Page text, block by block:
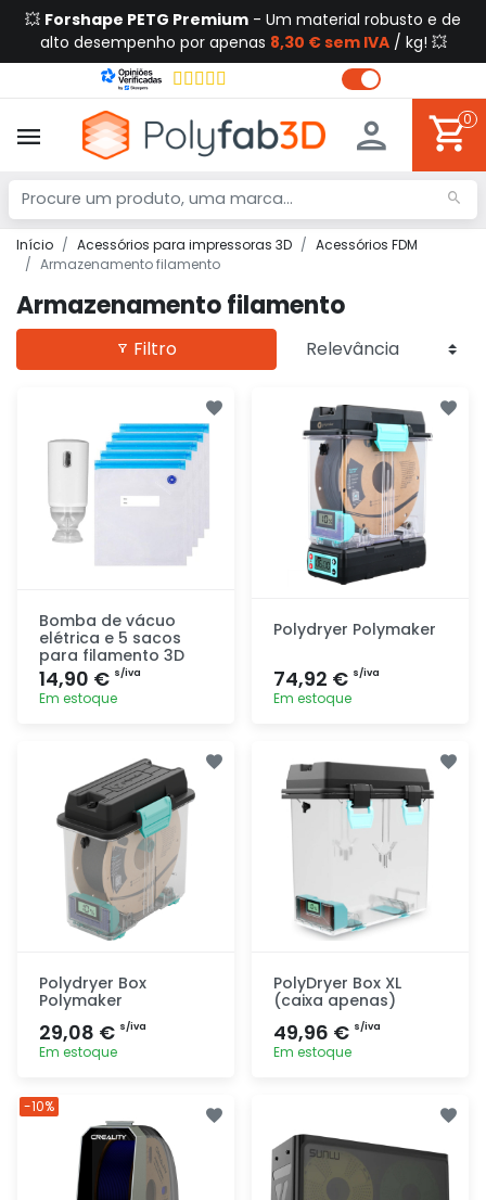
💥 Forshape PETG Premium - Um material robusto e de
alto desempenho por apenas 8,30 € sem IVA/ kg! 💥
0
Início Acessórios para impressoras 3D
Acessórios FDM
Armazenamento filamento
Armazenamento filamento
Filtro
Bomba de vácuo
elétrica e 5 sacos
para filamento 3D
14,90 € s/iva
Em estoque
rapidamente
Polydryer Polymaker
74,92 € s/iva
Em estoque
rapidamente
Polydryer Box
Polymaker
29,08 € s/iva
Em estoque
rapidamente
PolyDryer Box XL
(caixa apenas)
49,96 € s/iva
Em estoque
-10%